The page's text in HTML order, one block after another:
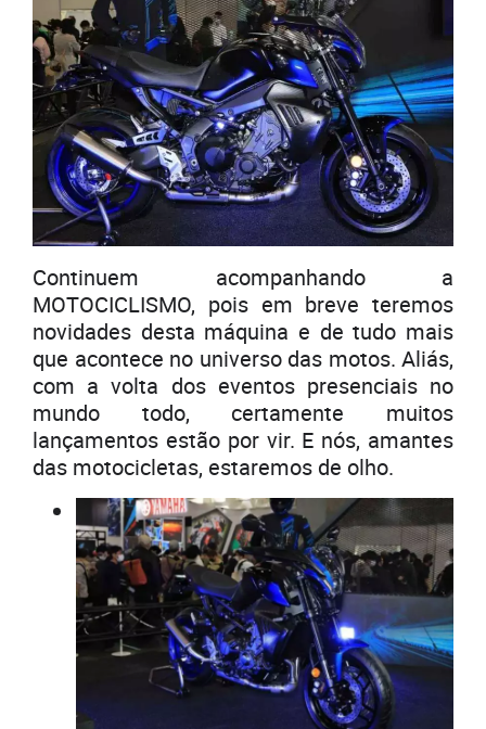
Continuem acompanhando a
MOTOCICLISMO, pois em breve teremos
novidades desta máquina e de tudo mais
que acontece no universo das motos. Aliás,
com a volta dos eventos presenciais no
mundo todo, certamente muitos
lançamentos estão por vir. E nós, amantes
das motocicletas, estaremos de olho.